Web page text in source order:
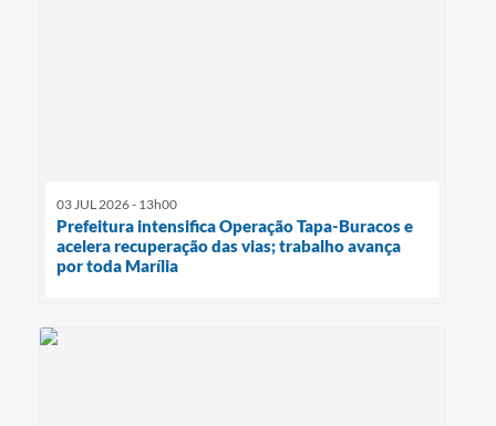
03 JUL 2026 - 13h00
Prefeitura intensifica Operação Tapa-Buracos e
acelera recuperação das vias; trabalho avança
por toda Marília